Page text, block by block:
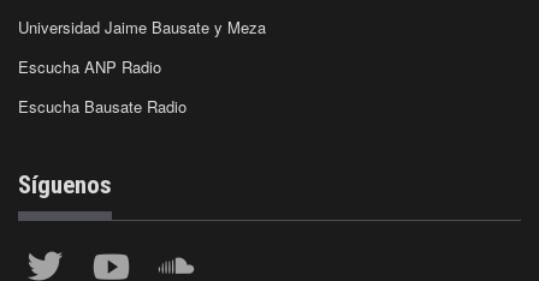
Universidad Jaime Bausate y Meza
Escucha ANP Radio
Escucha Bausate Radio
Síguenos